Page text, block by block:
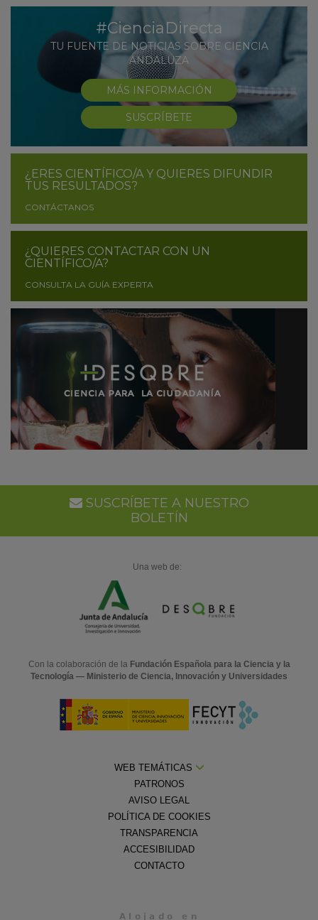
#CienciaDirecta
TU FUENTE DE NOTICIAS SOBRE CIENCIA
ANDALUZA
MÁS INFORMACIÓN
SUSCRÍBETE
¿ERES CIENTÍFICO/A Y QUIERES DIFUNDIR
TUS RESULTADOS?
CONTÁCTANOS
¿QUIERES CONTACTAR CON UN
CIENTÍFICO/A?
CONSULTA LA GUÍA EXPERTA
SUSCRÍBETE A NUESTRO
BOLETÍN
Una web de:
Con la colaboración de la Fundación Española para la Ciencia y la
Tecnología — Ministerio de Ciencia, Innovación y Universidades
WEB TEMÁTICAS
PATRONOS
AVISO LEGAL
POLÍTICA DE COOKIES
TRANSPARENCIA
ACCESIBILIDAD
CONTACTO